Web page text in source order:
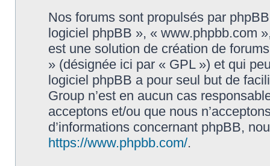
Nos forums sont propulsés par
logiciel phpBB », « www.phpbb.com
est une solution de création de
» (désignée ici par « GPL ») et qui
logiciel phpBB a pour seul but de
Group n’est en aucun cas
acceptons et/ou que nous
d’informations concernant phpBB,
https://www.phpbb.com/.